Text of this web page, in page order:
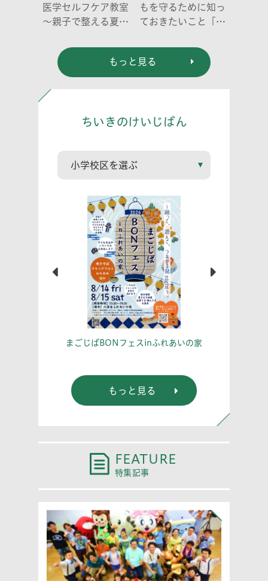
医学セルフケア教室
～親子で整える夏休
らだ～
もを守るために知っ
ておきたいこと「プ
どう伝える? (幼児
編)」
もっと見る
ちいきのけいじばん
まごじばBONフェスinふれあいの家
もっと見る
FEATURE
特集記事